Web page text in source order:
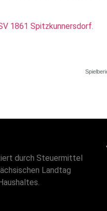
1861 Spitzkunnersdorf.
durch Steuermittel
Landtag